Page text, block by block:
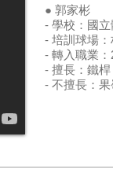
● 郭家彬
- 學校：國
- 培訓球場
- 轉入職業：
- 擅長：鐵桿
- 不擅長：